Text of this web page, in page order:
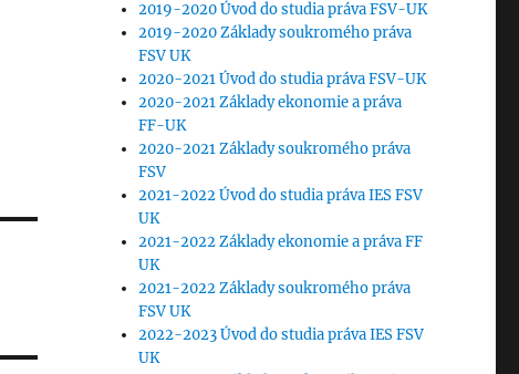
2019-2020 Úvod do studia práva FSV-UK
2019-2020 Základy soukromého práva
FSV UK
2020-2021 Úvod do studia práva FSV-UK
2020-2021 Základy ekonomie a práva
FF-UK
2020-2021 Základy soukromého práva
FSV
2021-2022 Úvod do studia práva IES FSV
UK
2021-2022 Základy ekonomie a práva FF
UK
2021-2022 Základy soukromého práva
FSV UK
2022-2023 Úvod do studia práva IES FSV
UK